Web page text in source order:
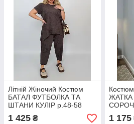
Літній Жіночий Костюм
БАТАЛ ФУТБОЛКА ТА
ШТАНИ КУЛІР р.48-58
1 425 ₴
ЖАТКА
р.48-
1 175